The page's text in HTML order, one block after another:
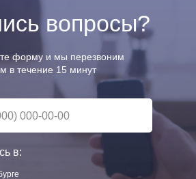
вопросы?
форму и мы перезвоним
в течение 15 минут
в: